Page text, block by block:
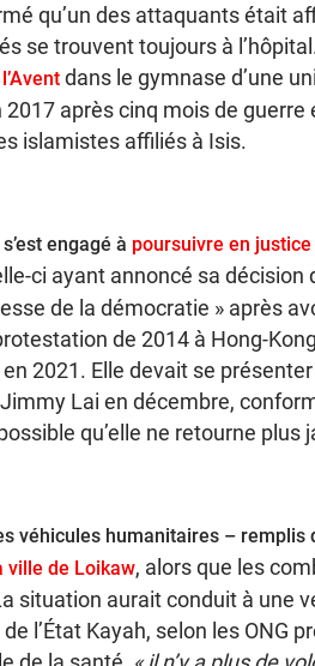
qu’un des attaquants était
se trouvent toujours à
dans le gymnase d’une
après cinq mois de guerre
islamistes affiliés à Isis.
engagé à poursuivre en justice
ci ayant annoncé sa décision
de la démocratie » après
de 2014 à Hong-
2021. Elle devait se
Lai en décembre,
qu’elle ne retourne plus
véhicules humanitaires – remplis
ville de Loikaw, alors que les
situation aurait conduit à une
l’État Kayah, selon les ONG